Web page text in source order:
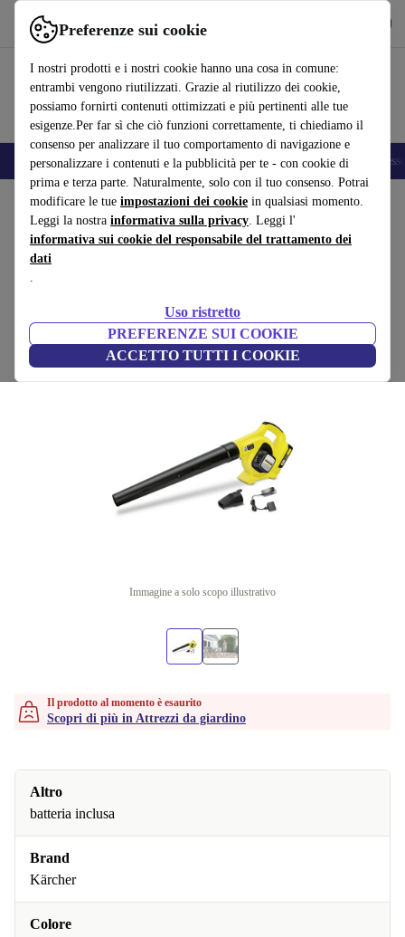
Preferenze sui cookie
I nostri prodotti e i nostri cookie hanno una cosa in comune:
entrambi vengono riutilizzati. Grazie al riutilizzo dei cookie,
possiamo fornirti contenuti ottimizzati e più pertinenti alle tue
esigenze.Per far sì che ciò funzioni correttamente, ti chiediamo il
consenso per analizzare il tuo comportamento di navigazione e
personalizzare i contenuti e la pubblicità per te - con cookie di
prima e terza parte. Naturalmente, solo con il tuo consenso. Potrai
modificare le tue impostazioni dei cookie in qualsiasi momento.
Leggi la nostra informativa sulla privacy. Leggi l'
informativa sui cookie del responsabile del trattamento dei
dati
.
Uso ristretto
PREFERENZE SUI COOKIE
ACCETTO TUTTI I COOKIE
Usa refurbed in modo rapido e semplice
🎒 Back to school Smartphone Portatili Tablet Smartwatch
Home Prodotti Giardino Attrezzi da giardino
Kärcher LBL 2 Battery Set Soffiatore a
batteria
(Raccolta recensioni)
Immagine a solo scopo illustrativo
Il prodotto al momento è esaurito
Scopri di più in Attrezzi da giardino
Altro
batteria inclusa
Brand
Kärcher
Colore